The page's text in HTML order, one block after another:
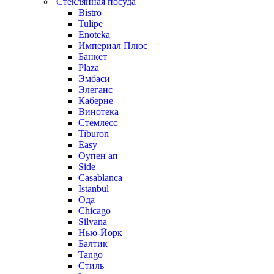
Bistro
Tulipe
Enoteka
Империал Плюс
Банкет
Plaza
Эмбаси
Элеганс
Каберне
Винотека
Стемлесс
Tiburon
Easy
Оупен ап
Side
Casablanca
Istanbul
Ода
Chicago
Silvana
Нью-Йорк
Балтик
Tango
Стиль